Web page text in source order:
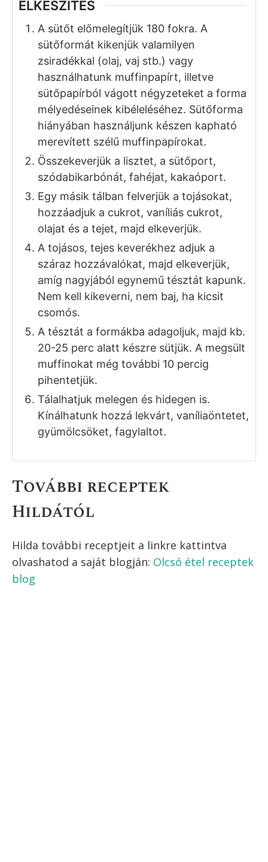
ELKÉSZÍTÉS
A sütőt előmelegítjük 180 fokra. A
sütőformát kikenjük valamilyen
zsiradékkal (olaj, vaj stb.) vagy
használhatunk muffinpapírt, illetve
sütőpapírból vágott négyzeteket a forma
mélyedéseinek kibéleléséhez. Sütőforma
hiányában használjunk készen kapható
merevített szélű muffinpapírokat.
Összekeverjük a lisztet, a sütőport,
szódabikarbónát, fahéjat, kakaóport.
Egy másik tálban felverjük a tojásokat,
hozzáadjuk a cukrot, vaníliás cukrot,
olajat és a tejet, majd elkeverjük.
A tojásos, tejes keverékhez adjuk a
száraz hozzávalókat, majd elkeverjük,
amíg nagyjából egynemű tésztát kapunk.
Nem kell kikeverni, nem baj, ha kicsit
csomós.
A tésztát a formákba adagoljuk, majd kb.
20-25 perc alatt készre sütjük. A megsült
muffinokat még további 10 percig
pihentetjük.
Tálalhatjuk melegen és hidegen is.
Kínálhatunk hozzá lekvárt, vaníliaöntetet,
gyümölcsöket, fagylaltot.
További receptek
Hildától
Hilda további receptjeit a linkre kattintva
olvashatod a saját blogján: Olcsó étel receptek
blog